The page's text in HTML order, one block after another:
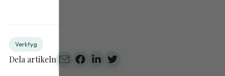
Verktyg
Dela artikeln